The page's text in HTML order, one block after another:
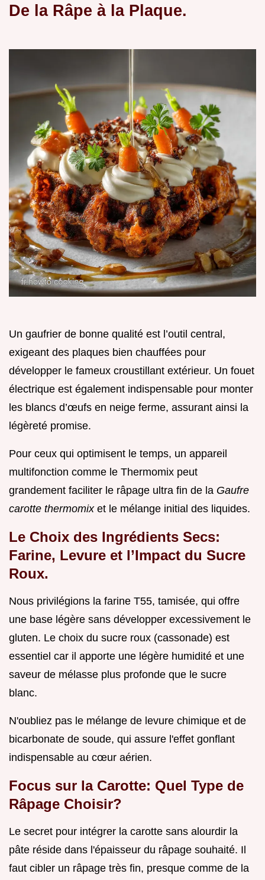
De la Râpe à la Plaque.
Un gaufrier de bonne qualité est l’outil central,
exigeant des plaques bien chauffées pour
développer le fameux croustillant extérieur. Un fouet
électrique est également indispensable pour monter
les blancs d’œufs en neige ferme, assurant ainsi la
légèreté promise.
Pour ceux qui optimisent le temps, un appareil
multifonction comme le Thermomix peut
grandement faciliter le râpage ultra fin de la Gaufre
carotte thermomix et le mélange initial des liquides.
Le Choix des Ingrédients Secs:
Farine, Levure et l’Impact du Sucre
Roux.
Nous privilégions la farine T55, tamisée, qui offre
une base légère sans développer excessivement le
gluten. Le choix du sucre roux (cassonade) est
essentiel car il apporte une légère humidité et une
saveur de mélasse plus profonde que le sucre
blanc.
N'oubliez pas le mélange de levure chimique et de
bicarbonate de soude, qui assure l'effet gonflant
indispensable au cœur aérien.
Focus sur la Carotte: Quel Type de
Râpage Choisir?
Le secret pour intégrer la carotte sans alourdir la
pâte réside dans l'épaisseur du râpage souhaité. Il
faut cibler un râpage très fin, presque comme de la